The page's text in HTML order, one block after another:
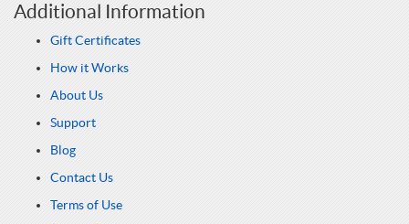
Additional Information
Gift Certificates
How it Works
About Us
Support
Blog
Contact Us
Terms of Use